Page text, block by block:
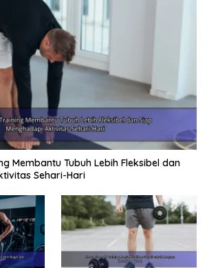
Membantu Tubuh Lebih Fleksibel dan
Sehari-Hari